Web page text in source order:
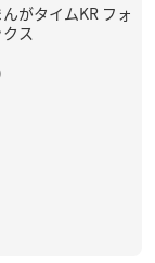
がタイムKR フォ
ス